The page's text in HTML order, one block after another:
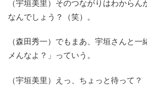
（宇垣美里）そのつながりはわから
なんでしょう？（笑）。
（森田秀一）でもまあ、宇垣さんと一
メんなよ？」っていう。
（宇垣美里）えっ、ちょっと待って